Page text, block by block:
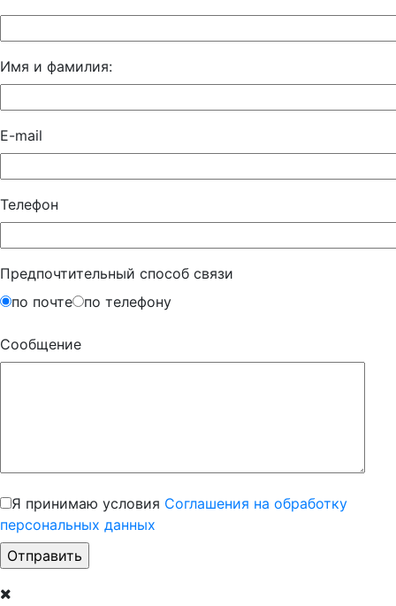
Имя и фамилия:
E-mail
Телефон
Предпочтительный способ связи
по почте
по телефону
Сообщение
Я принимаю условия Соглашения на обработку
персональных данных